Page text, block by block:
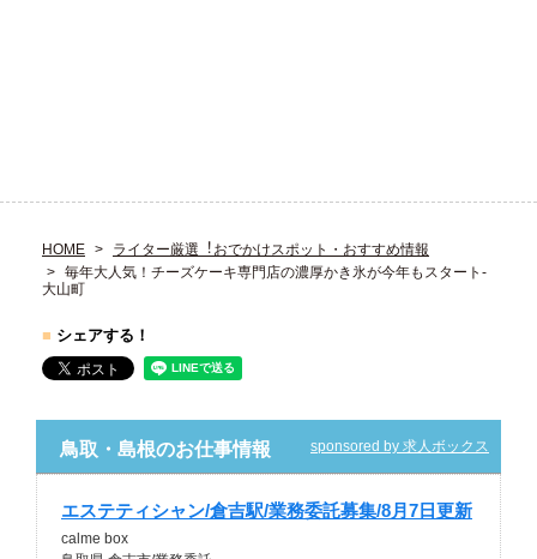
HOME
ライター厳選︕おでかけスポット・おすすめ情報
毎年大人気！チーズケーキ専門店の濃厚かき氷が今年もスタート-
大山町
■ シェアする！
鳥取・島根のお仕事情報 sponsored by 求人ボックス
エステティシャン/倉吉駅/業務委託募集/8月7日更新
calme box